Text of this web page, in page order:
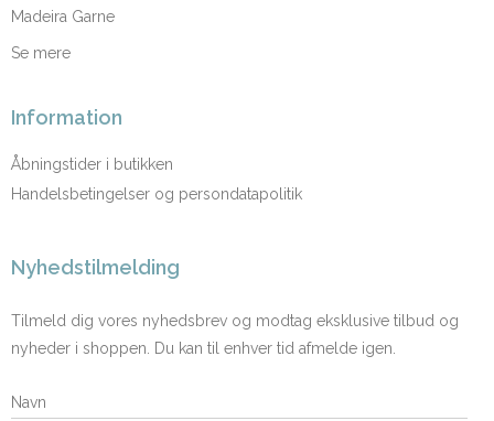
Madeira Garne
Se mere
Information
Åbningstider i butikken
Handelsbetingelser og persondatapolitik
Nyhedstilmelding
Tilmeld dig vores nyhedsbrev og modtag eksklusive tilbud og
nyheder i shoppen. Du kan til enhver tid afmelde igen.